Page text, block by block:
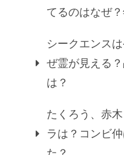
てるのはなぜ？
シークエンス
ぜ霊が見える
は？
たくろう、赤
ラは？コンビ